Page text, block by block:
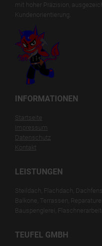
mit hoher Präzision,
Kundenorientierung.
INFORMATIONEN
Startseite
Impressum
Datenschutz
Kontakt
LEISTUNGEN
Steildach, Flachdach,
Balkone, Terrassen,
Bauspenglerei,
TEUFEL GMBH